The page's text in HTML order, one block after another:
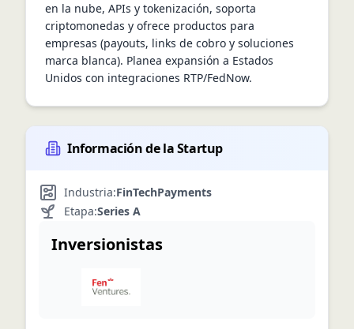
en la nube, APIs y tokenización, soporta
criptomonedas y ofrece productos para
empresas (payouts, links de cobro y soluciones
marca blanca). Planea expansión a Estados
Unidos con integraciones RTP/FedNow.
Información de la Startup
Industria:FinTechPayments
Etapa:Series A
Inversionistas